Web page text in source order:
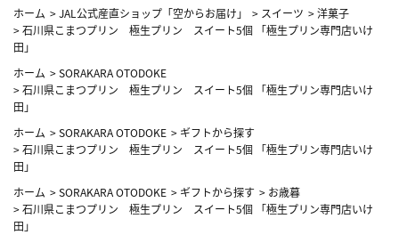
ホーム >JAL公式産直ショップ「空からお届け」 > スイーツ >洋菓子
>石川県こまつプリン 極生プリン スイート5個 「極生プリン専門店いけ
田」
ホーム >SORAKARA OTODOKE
>石川県こまつプリン 極生プリン スイート5個 「極生プリン専門店いけ
田」
ホーム >SORAKARA OTODOKE > ギフトから探す
>石川県こまつプリン 極生プリン スイート5個 「極生プリン専門店いけ
田」
ホーム >SORAKARA OTODOKE > ギフトから探す > お歳暮
>石川県こまつプリン 極生プリン スイート5個 「極生プリン専門店いけ
田」